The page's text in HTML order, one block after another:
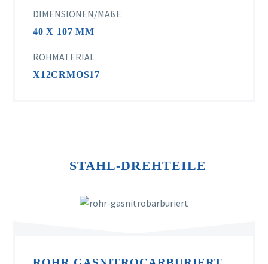
DIMENSIONEN/MAßE
40 X 107 MM
ROHMATERIAL
X12CRMOS17
STAHL-DREHTEILE